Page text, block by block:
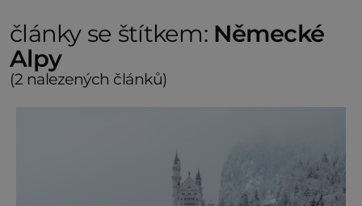
články se štítkem: Německé
Alpy
(2 nalezených článků)